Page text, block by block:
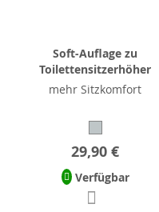
Soft-Auflage zu
Toilettensitzerhöher
mehr Sitzkomfort
29,90 €
Verfügbar